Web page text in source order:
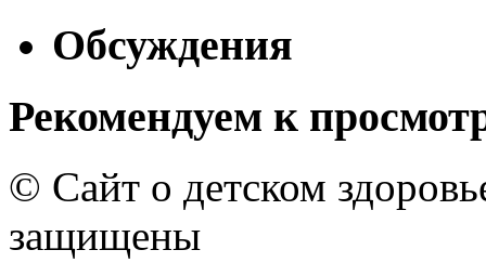
Обсуждения
Рекомендуем к
© Сайт о детском
защищены